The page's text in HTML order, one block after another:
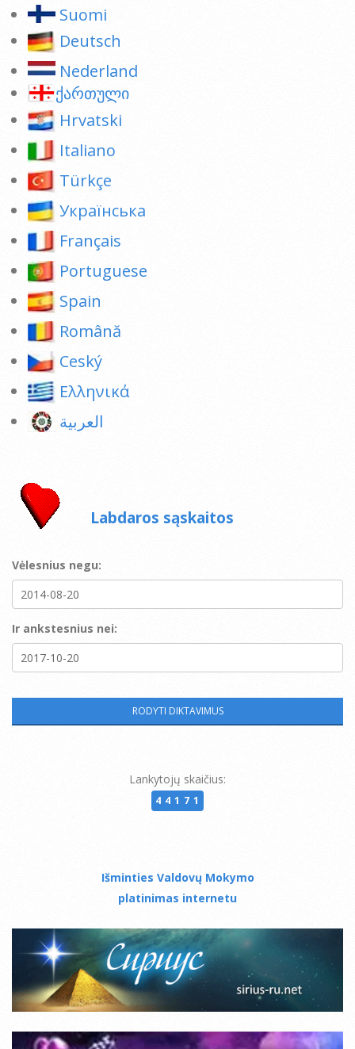
Suomi
Deutsch
Nederland
ქართული
Hrvatski
Italiano
Türkçe
Українська
Français
Portuguese
Spain
Română
Ceský
Ελληνικά
العربية
Labdaros sąskaitos
Vėlesnius negu:
Ir ankstesnius nei:
Lankytojų skaičius:
44171
Išminties Valdovų Mokymo
platinimas internetu